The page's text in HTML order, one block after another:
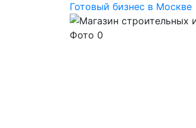
Готовый бизнес в Москве